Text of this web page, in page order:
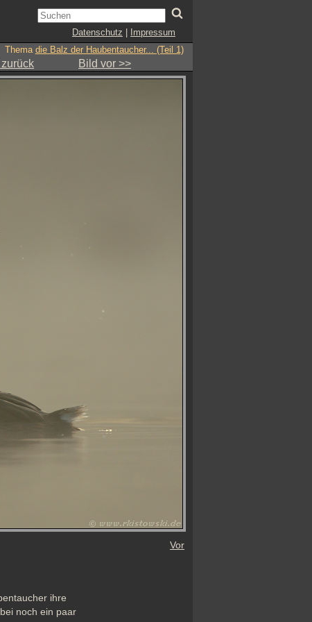
Datenschutz Impressum
Thema die Balz der Haubentaucher... (Teil 1)
Bild vor >>
Vor
ihre
noch ein paar